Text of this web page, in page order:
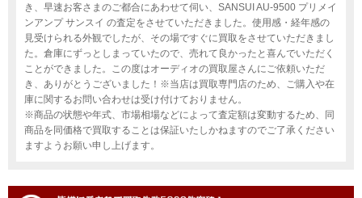
き、早速お客さまのご都合にあわせて伺い、SANSUI AU-9500 プリメイ
ンアンプ サンスイ の査定をさせていただきました。使用感・経年感の
見受けられる外観でしたが、その場ですぐに買取をさせていただきまし
た。倉庫にずっとしまっていたので、売れて良かったと喜んでいただく
ことができました。この度はオーディオの買取屋さんにご依頼いただ
き、ありがとうございました！※当店は買取専門店のため、ご購入や在
庫に関するお問い合わせは受け付けておりません。
※商品の状態や年式、市場相場などによって査定額は変動するため、同
商品を同価格で買取することは保証いたしかねますのでご了承ください
ますようお願い申し上げます。